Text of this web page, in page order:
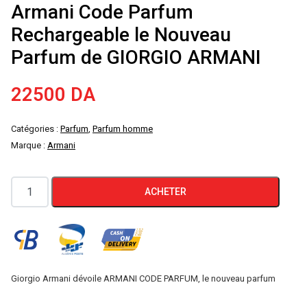
Armani Code Parfum
Rechargeable le Nouveau
Parfum de GIORGIO ARMANI
22500 DA
Catégories : Parfum, Parfum homme
Marque : Armani
quantité
de
Code
Rechargeable
ACHETER
Giorgio Armani dévoile ARMANI CODE PARFUM, le nouveau parfum